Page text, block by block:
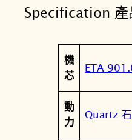
Specification 產
屬
性
值
機
芯
ETA
動
力
Quartz